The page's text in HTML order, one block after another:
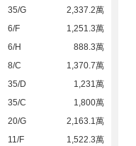
35/G
2,337.2萬
6/F
1,251.3萬
6/H
888.3萬
8/C
1,370.7萬
35/D
1,231萬
35/C
1,800萬
20/G
2,163.1萬
11/F
1,522.3萬